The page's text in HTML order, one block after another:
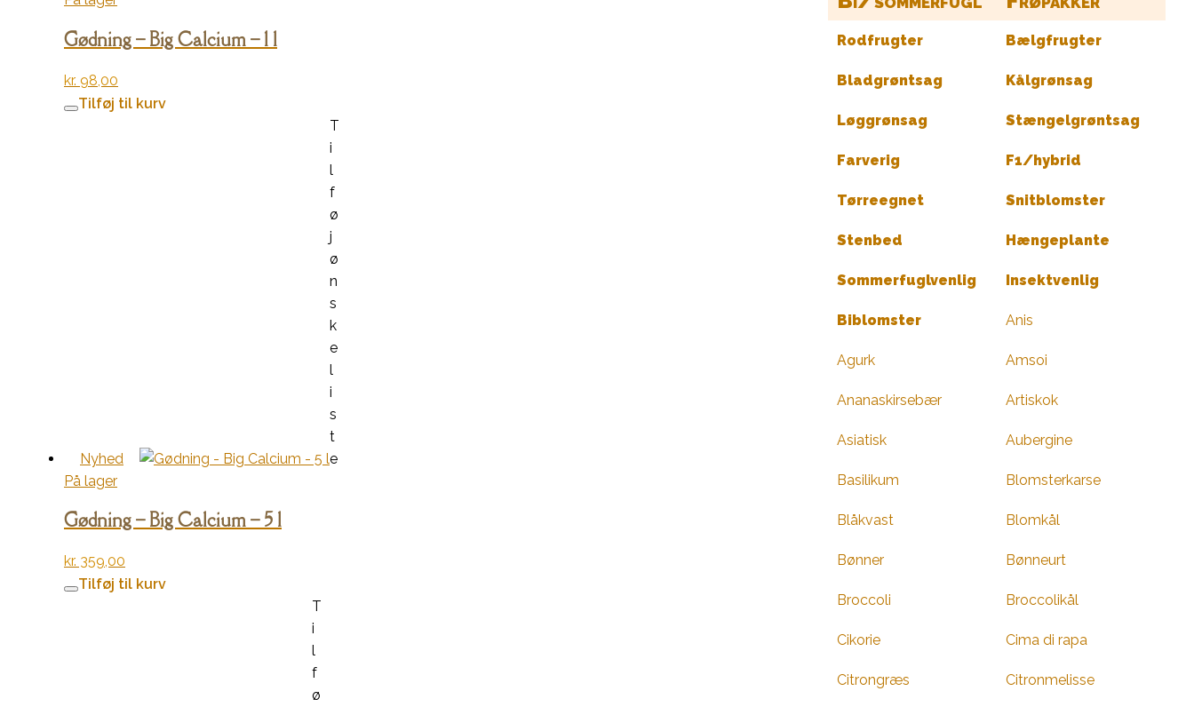
Gødning – Big Calcium – 1 l
kr. 98,00
Tilføj til kurv
Nyhed
T
i
l
f
ø
j
ø
n
s
k
e
l
i
s
t
e
På lager
Gødning – Big Calcium – 5 l
kr. 359,00
Tilføj til kurv
T
i
l
f
ø
Rodfrugter Bælgfrugter
Bladgrøntsag Kålgrønsag
Løggrønsag Stængelgrøntsag
Farverig F1/hybrid
Tørreegnet Snitblomster
Stenbed Hængeplante
Sommerfuglvenlig Insektvenlig
Biblomster Anis
Agurk Amsoi
Ananaskirsebær Artiskok
Asiatisk Aubergine
Basilikum Blomsterkarse
Blåkvast Blomkål
Bønner Bønneurt
Broccoli Broccolikål
Cikorie Cima di rapa
Citrongræs Citronmelisse